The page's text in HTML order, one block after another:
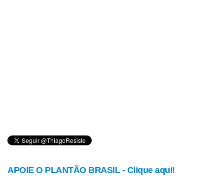
APOIE O PLANTÃO BRASIL - Clique aqui!